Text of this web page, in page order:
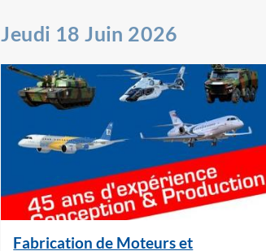
Jeudi 18 Juin 2026
Fabrication de Moteurs et